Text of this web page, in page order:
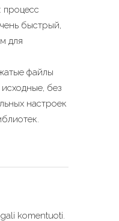
: процесс
быстрый,
для
файлы
без
настроек
komentuoti.